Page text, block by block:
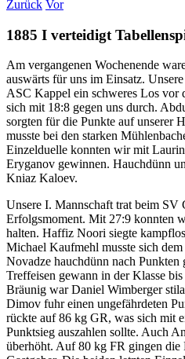
Zurück Vor
1885 I verteidigt
Am vergangenen Wochenende
auswärts für uns im Einsatz.
ASC Kappel ein schweres Los vor
sich mit 18:8 gegen uns durch.
sorgten für die Punkte auf unserer
musste bei den starken
Einzelduelle konnten wir mit
Eryganov gewinnen. Hauchdünn
Kniaz Kaloev.
Unsere I. Mannschaft trat beim SV
Erfolgsmoment. Mit 27:9 konnten
halten. Haffiz Noori siegte
Michael Kaufmehl musste sich
Novadze hauchdünn nach Punkten
Treffeisen gewann in der Klasse
Bräunig war Daniel Wimberger
Dimov fuhr einen ungefährdeten
rückte auf 86 kg GR, was sich mit
Punktsieg auszahlen sollte. Auch
überhöht. Auf 80 kg FR gingen die